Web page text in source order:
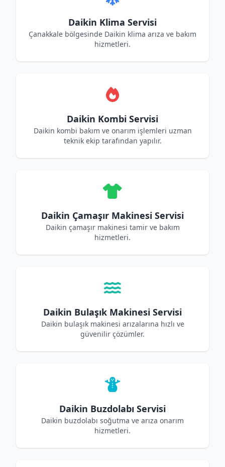
Daikin Klima Servisi
Çanakkale bölgesinde Daikin klima arıza ve bakım
hizmetleri.
Daikin Kombi Servisi
Daikin kombi bakım ve onarım işlemleri uzman
teknik ekip tarafından yapılır.
Daikin Çamaşır Makinesi Servisi
Daikin çamaşır makinesi tamir ve bakım
hizmetleri.
Daikin Bulaşık Makinesi Servisi
Daikin bulaşık makinesi arızalarına hızlı ve
güvenilir çözümler.
Daikin Buzdolabı Servisi
Daikin buzdolabı soğutma ve arıza onarım
hizmetleri.